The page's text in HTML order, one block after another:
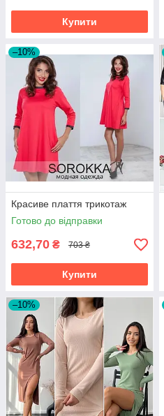
Купити
–10%
Красиве плаття трикотаж
Готово до відправки
632,70 ₴ 703 ₴
Купити
–10%